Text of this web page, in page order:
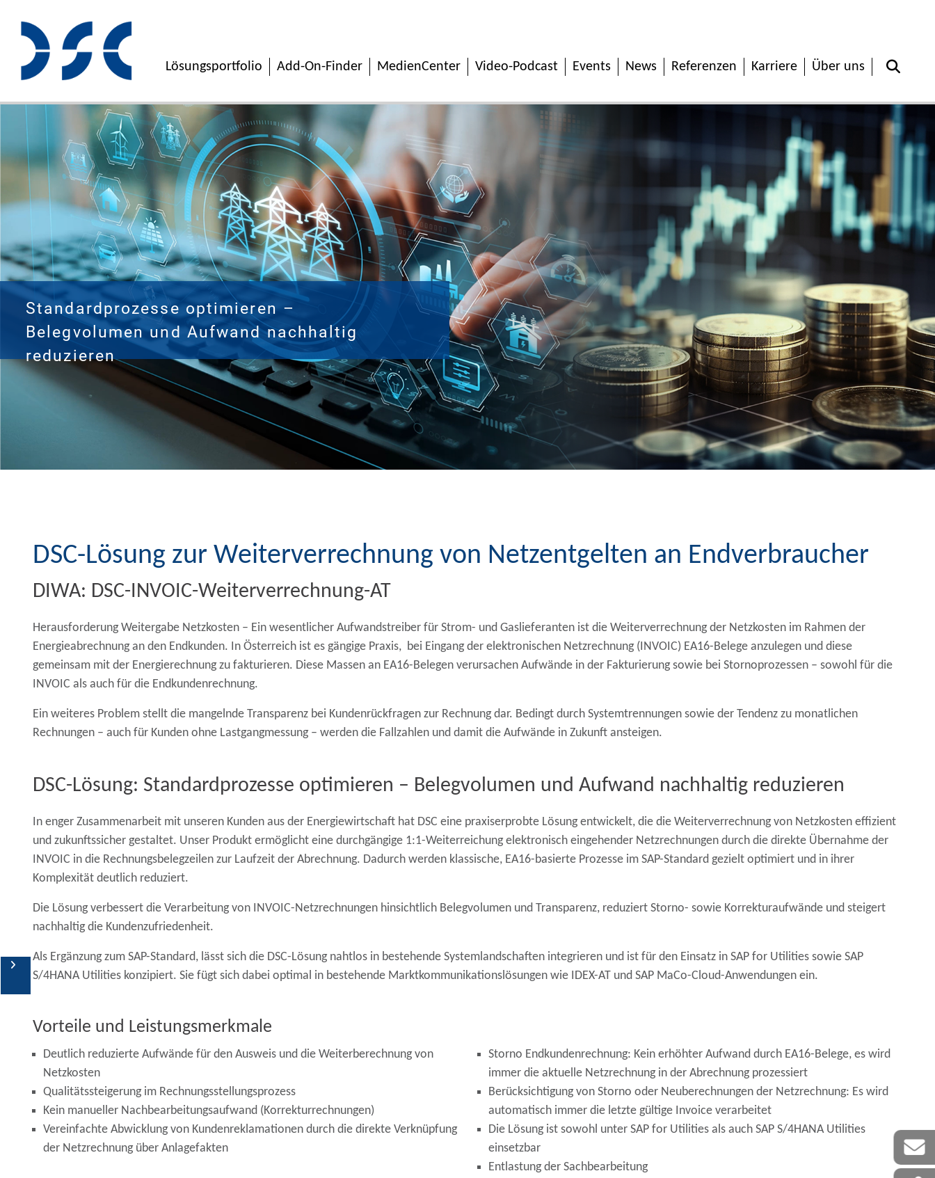
Lösungsportfolio Add-On-Finder MedienCenter Video-Podcast Events News Referenzen Karriere Über uns
Standardprozesse optimieren –
Belegvolumen und Aufwand nachhaltig
reduzieren
DSC-Lösung zur Weiterverrechnung von Netzentgelten an Endverbraucher
DIWA: DSC-INVOIC-Weiterverrechnung-AT
Herausforderung Weitergabe Netzkosten – Ein wesentlicher Aufwandstreiber für Strom- und Gaslieferanten ist die Weiterverrechnung der Netzkosten im Rahmen der
Energieabrechnung an den Endkunden. In Österreich ist es gängige Praxis, bei Eingang der elektronischen Netzrechnung (INVOIC) EA16-Belege anzulegen und diese
gemeinsam mit der Energierechnung zu fakturieren. Diese Massen an EA16-Belegen verursachen Aufwände in der Fakturierung sowie bei Stornoprozessen – sowohl für die
INVOIC als auch für die Endkundenrechnung.
Ein weiteres Problem stellt die mangelnde Transparenz bei Kundenrückfragen zur Rechnung dar. Bedingt durch Systemtrennungen sowie der Tendenz zu monatlichen
Rechnungen – auch für Kunden ohne Lastgangmessung – werden die Fallzahlen und damit die Aufwände in Zukunft ansteigen.
DSC-Lösung: Standardprozesse optimieren – Belegvolumen und Aufwand nachhaltig reduzieren
In enger Zusammenarbeit mit unseren Kunden aus der Energiewirtschaft hat DSC eine praxiserprobte Lösung entwickelt, die die Weiterverrechnung von Netzkosten effizient
und zukunftssicher gestaltet. Unser Produkt ermöglicht eine durchgängige 1:1-Weiterreichung elektronisch eingehender Netzrechnungen durch die direkte Übernahme der
INVOIC in die Rechnungsbelegzeilen zur Laufzeit der Abrechnung. Dadurch werden klassische, EA16-basierte Prozesse im SAP-Standard gezielt optimiert und in ihrer
Komplexität deutlich reduziert.
Die Lösung verbessert die Verarbeitung von INVOIC-Netzrechnungen hinsichtlich Belegvolumen und Transparenz, reduziert Storno- sowie Korrekturaufwände und steigert
nachhaltig die Kundenzufriedenheit.
Als Ergänzung zum SAP-Standard, lässt sich die DSC-Lösung nahtlos in bestehende Systemlandschaften integrieren und ist für den Einsatz in SAP for Utilities sowie SAP
S/4HANA Utilities konzipiert. Sie fügt sich dabei optimal in bestehende Marktkommunikationslösungen wie IDEX-AT und SAP MaCo-Cloud-Anwendungen ein.
Vorteile und Leistungsmerkmale
Deutlich reduzierte Aufwände für den Ausweis und die Weiterberechnung von
Netzkosten
Qualitätssteigerung im Rechnungsstellungsprozess
Kein manueller Nachbearbeitungsaufwand (Korrekturrechnungen)
Vereinfachte Abwicklung von Kundenreklamationen durch die direkte Verknüpfung
der Netzrechnung über Anlagefakten
Storno Endkundenrechnung: Kein erhöhter Aufwand durch EA16-Belege, es wird
immer die aktuelle Netzrechnung in der Abrechnung prozessiert
Berücksichtigung von Storno oder Neuberechnungen der Netzrechnung: Es wird
automatisch immer die letzte gültige Invoice verarbeitet
Die Lösung ist sowohl unter SAP for Utilities als auch SAP S/4HANA Utilities
einsetzbar
Entlastung der Sachbearbeitung
SAP BRIM/Subscription
Billing
Energie-/Verbrauchsabrechnung
Netznutzungsabrechnung
Betriebskostenabrechnung